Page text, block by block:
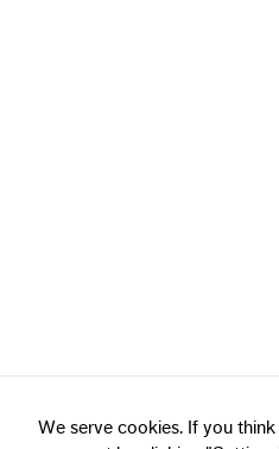
We serve cookies. If you